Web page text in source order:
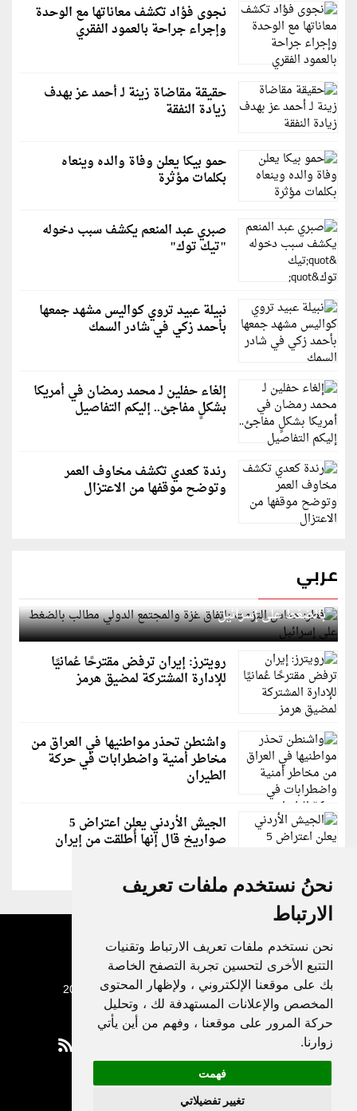
نحنُ نستخدم ملفات تعريف
الارتباط
نحن نستخدم ملفات تعريف الارتباط وتقنيات
التتبع الأخرى لتحسين تجربة التصفح الخاصة
بك على موقعنا الإلكتروني ، ولإظهار المحتوى
المخصص والإعلانات المستهدفة لك ، وتحليل
حركة المرور على موقعنا ، وفهم من أين يأتي
زوارنا.
فهمت
تغيير تفضيلاتي
نجوى فؤاد تكشف معاناتها مع الوحدة
وإجراء جراحة بالعمود الفقري
حقيقة مقاضاة زينة لـ أحمد عز بهدف
زيادة النفقة
حمو بيكا يعلن وفاة والده وينعاه
بكلمات مؤثرة
صبري عبد المنعم يكشف سبب دخوله
"تيك توك"
نبيلة عبيد تروي كواليس مشهد جمعها
بأحمد زكي في شادر السمك
إلغاء حفلين لـ محمد رمضان في أمريكا
بشكلٍ مفاجئ.. إليكم التفاصيل
رندة كعدي تكشف مخاوف العمر
وتوضح موقفها من الاعتزال
عربي
قطر: حماس التزمت باتفاق غزة والمجتمع الدولي مطالب
بالضغط على إسرائيل
رويترز: إيران ترفض مقترحًا عُمانيًا
للإدارة المشتركة لمضيق هرمز
واشنطن تحذر مواطنيها في العراق من
مخاطر أمنية واضطرابات في حركة
الطيران
الجيش الأردني يعلن اعتراض 5
صواريخ قال إنها أُطلقت من إيران
جميع الحقوق محفوظة لدنيا الوطن © 2003 - 2022
Privacy Policy